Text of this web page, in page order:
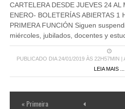
CARTELERA DESDE JUEVES 24 AL
ENERO- BOLETERÍAS ABIERTAS 1
PRIMERA FUNCIÓN Siguen
miércoles, jubilados, docentes y
PUBLICADO DIA 24/01/2019 ÀS 22H57MIN |
LEIA MAIS ...
« Primeira